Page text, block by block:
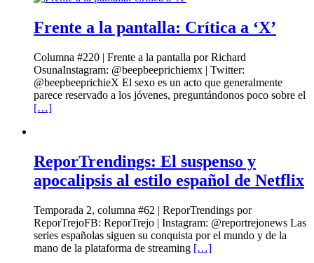
Frente a la pantalla: Crítica a ‘X’
Columna #220 | Frente a la pantalla por Richard
OsunaInstagram: @beepbeeprichiemx | Twitter:
@beepbeeprichieX El sexo es un acto que generalmente
parece reservado a los jóvenes, preguntándonos poco sobre el
[…]
ReporTrendings: El suspenso y
apocalipsis al estilo español de Netflix
Temporada 2, columna #62 | ReporTrendings por
ReporTrejoFB: ReporTrejo | Instagram: @reportrejonews Las
series españolas siguen su conquista por el mundo y de la
mano de la plataforma de streaming […]